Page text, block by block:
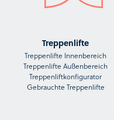
Treppenlifte
Treppenlifte Innenbereich
Treppenlifte Außenbereich
Treppenliftkonfigurator
Gebrauchte Treppenlifte